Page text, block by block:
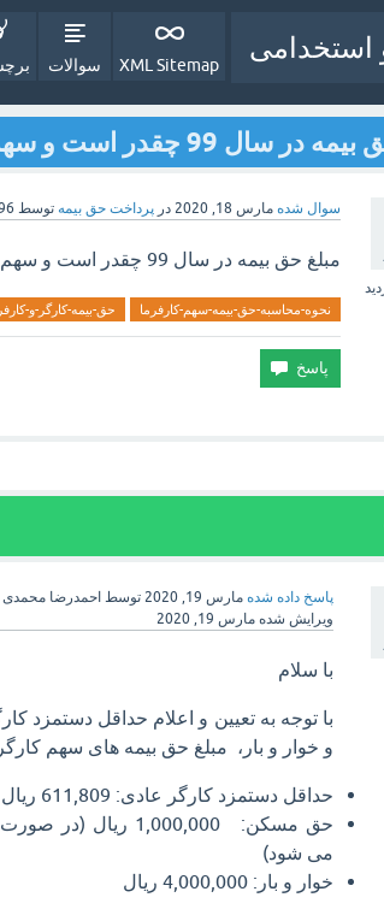
استخدامی
XML Sitemap سوالات
چقدر است و سهم کارگر و کار فرما چقدر است ؟
سوال شده مارس 18, 2020 در پرداخت حق بیمه توسط
مبلغ حق بیمه در سال 99 چقدر است و سهم کارگر و کار فرما چقدر است ؟
نحوه-محاسبه-حق-بیمه-سهم-کارفرما حق-بیمه-کارگر-و-
پاسخ داده شده مارس 19, 2020 توسط احمدرضا محمدی
ویرایش شده مارس 19, 2020
با سلام
و خوار و بار، مبلغ حق بیمه های سهم
حداقل دستمزد کارگر عادی: 611,809 ریال
می شود)
خوار و بار: 4,000,000 ریال